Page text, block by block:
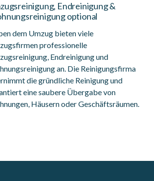
Endreinigung &
optional
dem Umzug bieten viele
professionelle
Endreinigung und
an. Die Reinigungsfirma
die gründliche Reinigung und
eine saubere Übergabe von
Häusern oder Geschäftsräumen.